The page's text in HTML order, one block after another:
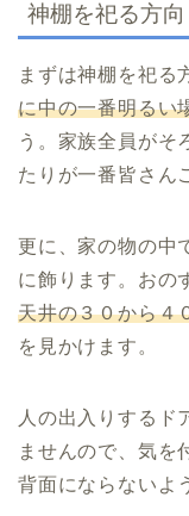
神棚を祀る方向
まずは神棚を祀る
に中の一番明るい
う。家族全員がそ
たりが一番皆さん
更に、家の物の中
に飾ります。おの
天井の３０から４
を見かけます。
人の出入りするド
ませんので、気を
背面にならないよ